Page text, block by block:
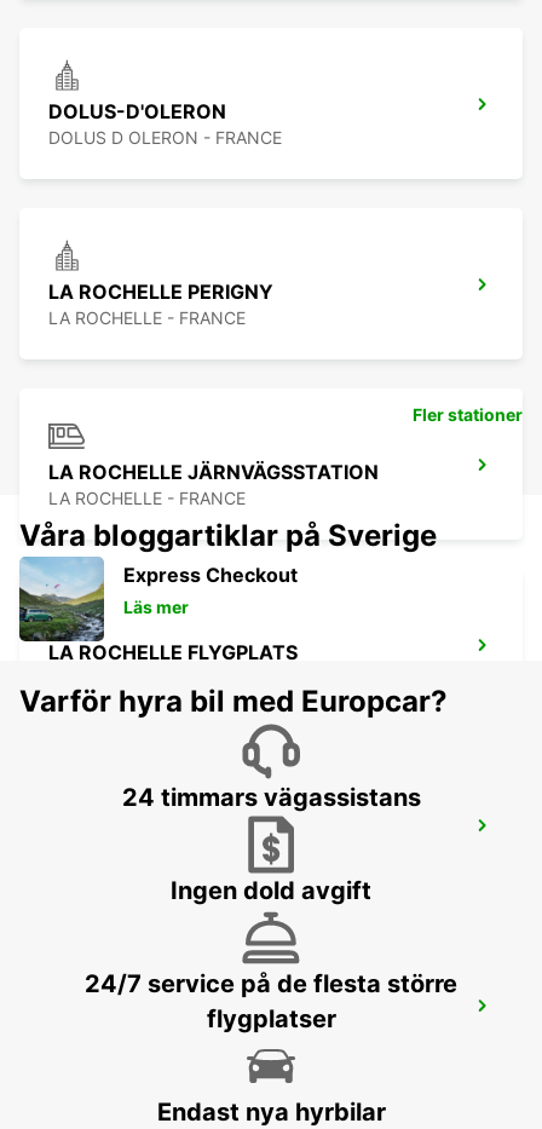
DOLUS-D'OLERON
DOLUS D OLERON - FRANCE
LA ROCHELLE PERIGNY
LA ROCHELLE - FRANCE
LA ROCHELLE JÄRNVÄGSSTATION
LA ROCHELLE - FRANCE
LA ROCHELLE FLYGPLATS
SAINTES JÄRNVÄGSSTATION
Fler stationer
Våra bloggartiklar på Sverige
Express Checkout
Läs mer
Varför hyra bil med Europcar?
24 timmars vägassistans
Ingen dold avgift
24/7 service på de flesta större
flygplatser
Endast nya hyrbilar